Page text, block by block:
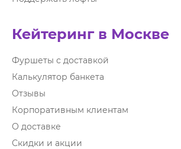
Кейтеринг в Москве
Фуршеты с доставкой
Калькулятор банкета
Отзывы
Корпоративным клиентам
О доставке
Скидки и акции